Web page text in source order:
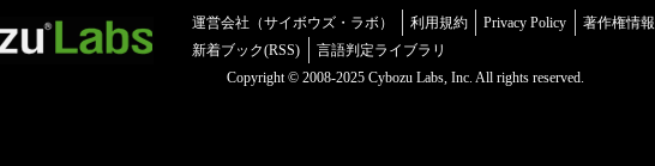
運営会社（サイボウズ・ラボ） 利用規約 Privacy Policy 著作権情報
新着ブック(RSS)
言語判定ライブラリ
Copyright © 2008-2025 Cybozu Labs, Inc. All rights reserved.